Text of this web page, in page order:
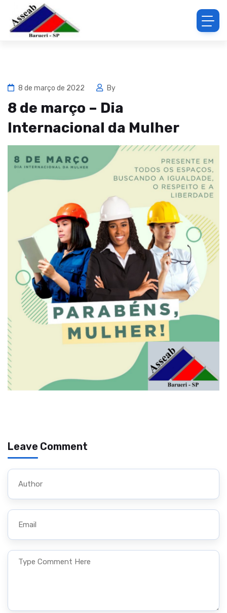
8 de março de 2022 By
8 de março – Dia
Internacional da Mulher
Leave Comment